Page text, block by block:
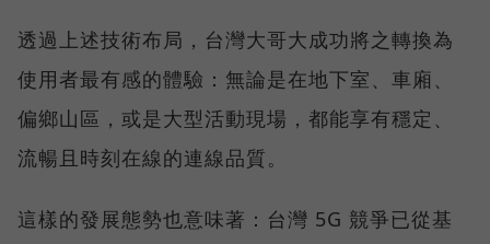
透過上述技術布局，台灣大哥大成功將之轉換為
使用者最有感的體驗：無論是在地下室、車廂、
偏鄉山區，或是大型活動現場，都能享有穩定、
流暢且時刻在線的連線品質。
這樣的發展態勢也意味著：台灣 5G 競爭已從基